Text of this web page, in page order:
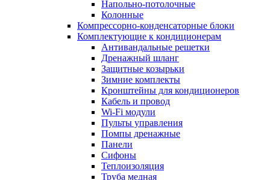
Напольно-потолочные
Колонные
Компрессорно-конденсаторные блоки
Комплектующие к кондиционерам
Антивандальные решетки
Дренажный шланг
Защитные козырьки
Зимние комплекты
Кронштейны для кондиционеров
Кабель и провод
Wi-Fi модули
Пульты управления
Помпы дренажные
Панели
Сифоны
Теплоизоляция
Труба медная